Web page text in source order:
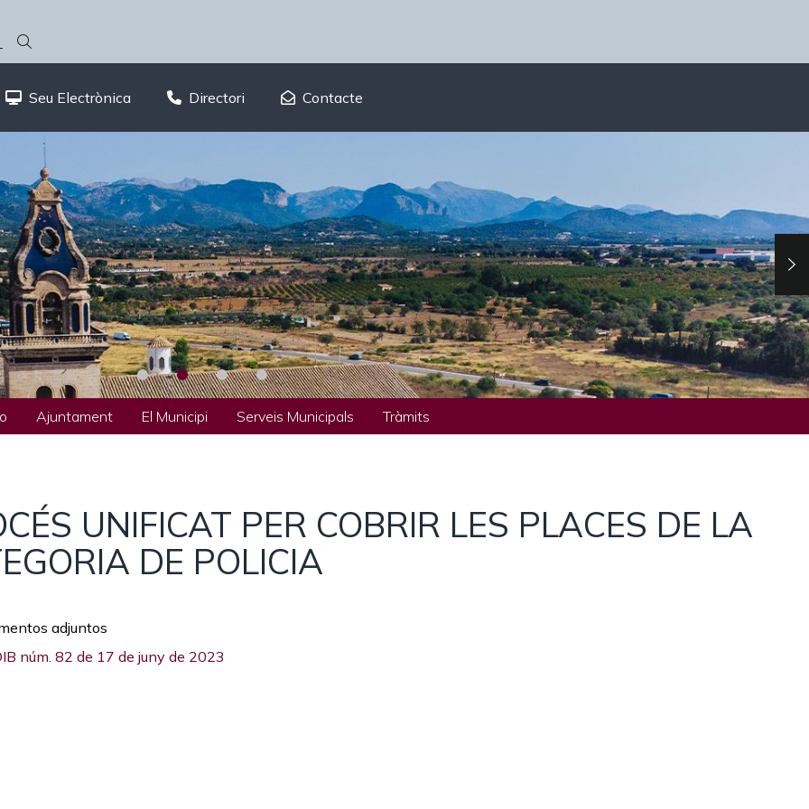
Seu Electrònica Directori Contacte
Ajuntament El Municipi Serveis Municipals Tràmits
UNIFICAT PER COBRIR LES PLACES DE LA
DE POLICIA
adjuntos
núm. 82 de 17 de juny de 2023